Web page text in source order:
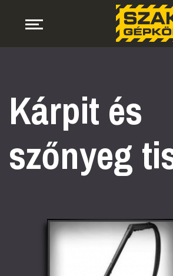
Kárpit és
szőnyeg